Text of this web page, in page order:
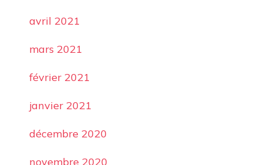
avril 2021
mars 2021
février 2021
janvier 2021
décembre 2020
novembre 2020